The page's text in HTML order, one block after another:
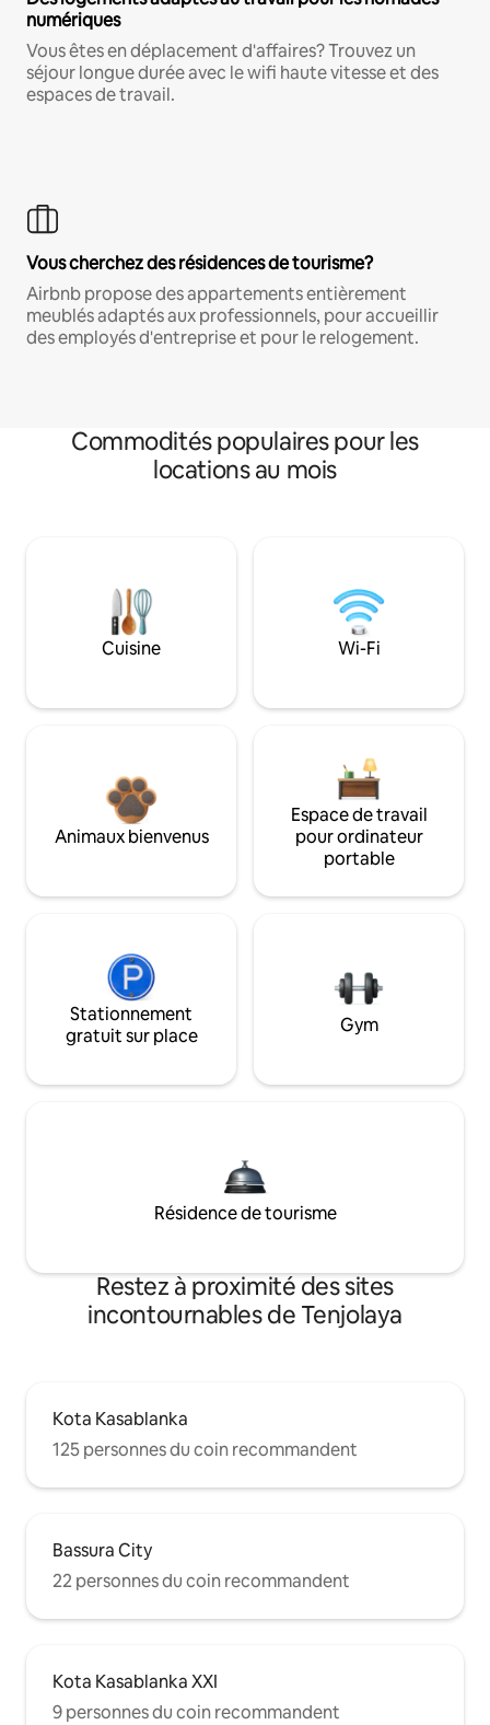
numériques
Vous êtes en déplacement d'affaires? Trouvez un
séjour longue durée avec le wifi haute vitesse et des
espaces de travail.
Vous cherchez des résidences de tourisme?
Airbnb propose des appartements entièrement
meublés adaptés aux professionnels, pour accueillir
des employés d'entreprise et pour le relogement.
Commodités populaires pour les
locations au mois
Cuisine Wi-Fi
Animaux bienvenus
Espace de travail
pour ordinateur
portable
Stationnement
gratuit sur place
Gym
Résidence de tourisme
Restez à proximité des sites
incontournables de Tenjolaya
Kota Kasablanka
125 personnes du coin recommandent
Bassura City
22 personnes du coin recommandent
Kota Kasablanka XXI
9 personnes du coin recommandent